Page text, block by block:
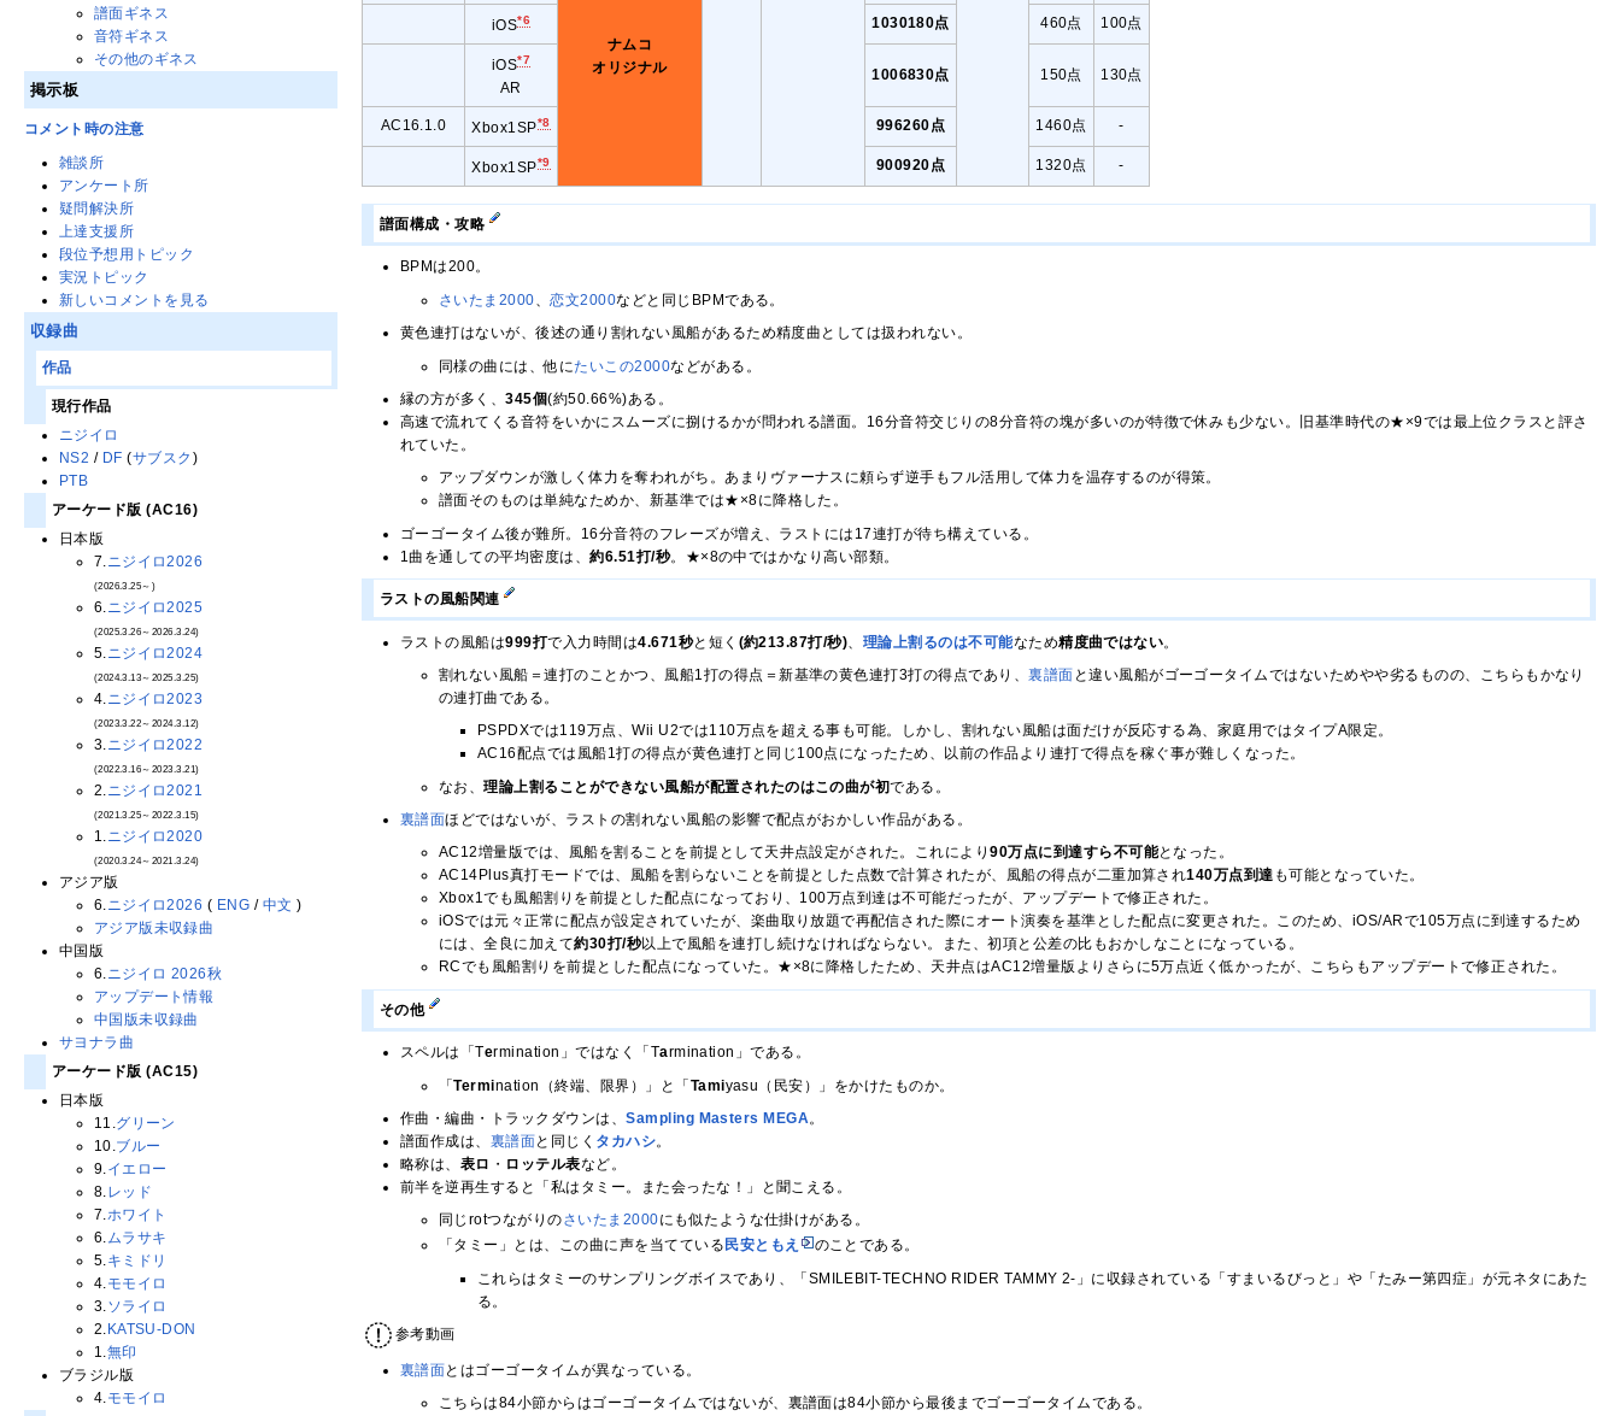
ナムコ
オリジナル
iOS*6 1030180点 460点 100点
iOS*7
AR
1006830点 150点 130点
AC16.1.0 Xbox1SP*8 996260点 1460点 -
Xbox1SP*9 900920点 1320点 -
譜面構成・攻略
BPMは200。
さいたま2000 、恋文2000などと同じBPMである。
黄色連打はないが、後述の通り割れない風船があるため精度曲としては扱われない。
同様の曲には、他にたいこの2000などがある。
縁の方が多く、345個(約50.66%)ある。
高速で流れてくる音符をいかにスムーズに捌けるかが問われる譜面。16分音符交じりの8分音符の塊が多いのが特徴で休みも少ない。旧基準時代の★×9では最上位クラスと評さ
れていた。
アップダウンが激しく体力を奪われがち。あまりヴァーナスに頼らず逆手もフル活用して体力を温存するのが得策。
譜面そのものは単純なためか、新基準では★×8に降格した。
ゴーゴータイム後が難所。16分音符のフレーズが増え、ラストには17連打が待ち構えている。
1曲を通しての平均密度は、約6.51打/秒。★×8の中ではかなり高い部類。
ラストの風船関連
ラストの風船は999打で入力時間は4.671秒と短く (約213.87打/秒) 理論上割るのは不可能なため精度曲ではない。
割れない風船＝連打のことかつ、風船1打の得点＝新基準の黄色連打3打の得点であり、裏譜面 と違い風船がゴーゴータイムではないためやや劣るものの、こちらもかなり
の連打曲である。
PSPDXでは119万点、Wii U2では110万点を超える事も可能。しかし、割れない風船は面だけが反応する為、家庭用ではタイプA限定。
AC16配点では風船1打の得点が黄色連打と同じ100点になったため、以前の作品より連打で得点を稼ぐ事が難しくなった。
なお、理論上割ることができない風船が配置されたのはこの曲が初である。
裏譜面ほどではないが、ラストの割れない風船の影響で配点がおかしい作品がある。
AC12増量版では、風船を割ることを前提として天井点設定がされた。これにより90万点に到達すら不可能となった。
AC14Plus真打モードでは、風船を割らないことを前提とした点数で計算されたが、風船の得点が二重加算され140万点到達 も可能となっていた。
Xbox1でも風船割りを前提とした配点になっており、100万点到達は不可能だったが、アップデートで修正された。
iOSでは元々正常に配点が設定されていたが、楽曲取り放題で再配信された際にオート演奏を基準とした配点に変更された。このため、iOS/ARで105万点に到達するため
には、全良に加えて約30打/秒以上で風船を連打し続けなければならない。また、初項と公差の比もおかしなことになっている。
RCでも風船割りを前提とした配点になっていた。★×8に降格したため、天井点はAC12増量版よりさらに5万点近く低かったが、こちらもアップデートで修正された。
その他
スペルは「Termination」ではなく「Tarmination」である。
「Termination（終端、限界）」と「Tamiyasu（民安）」をかけたものか。
作曲・編曲・トラックダウンは、Sampling Masters MEGA。
譜面作成は、 裏譜面と同じく タカハシ。
略称は、 表ロ ・ ロッテル表など。
前半を逆再生すると「私はタミー。また会ったな！」と聞こえる。
同じrotつながりのさいたま2000にも似たような仕掛けがある。
「タミー」とは、この曲に声を当てている 民安ともえ
のことである。
これらはタミーのサンプリングボイスであり、「SMILEBIT-TECHNO RIDER TAMMY 2-」に収録されている「すまいるびっと」や「たみー第四症」が元ネタにあた
る。
参考動画
裏譜面とはゴーゴータイムが異なっている。
こちらは84小節からはゴーゴータイムではないが、裏譜面は84小節から最後までゴーゴータイムである。
譜面ギネス
音符ギネス
その他のギネス
掲示板
コメント時の注意
雑談所
アンケート所
疑問解決所
上達支援所
段位予想用トピック
実況トピック
新しいコメントを見る
収録曲
作品
現行作品
ニジイロ
NS2 / DF (サブスク )
PTB
アーケード版 (AC16)
日本版
7. ニジイロ2026
(2026.3.25～)
6. ニジイロ2025
(2025.3.26～2026.3.24)
5. ニジイロ2024
(2024.3.13～2025.3.25)
4. ニジイロ2023
(2023.3.22～2024.3.12)
3. ニジイロ2022
(2022.3.16～2023.3.21)
2. ニジイロ2021
(2021.3.25～2022.3.15)
1. ニジイロ2020
(2020.3.24～2021.3.24)
アジア版
6. ニジイロ2026 ( ENG / 中文 )
アジア版未収録曲
中国版
6. ニジイロ 2026秋
アップデート情報
中国版未収録曲
サヨナラ曲
アーケード版 (AC15)
日本版
11. グリーン
10. ブルー
9. イエロー
8. レッド
7. ホワイト
6. ムラサキ
5. キミドリ
4. モモイロ
3. ソライロ
2. KATSU-DON
1. 無印
ブラジル版
4. モモイロ